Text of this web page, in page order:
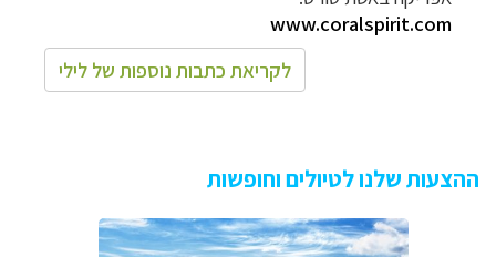
www.coralspirit.com
לקריאת כתבות נוספות של לילי
ההצעות שלנו לטיולים וחופשות